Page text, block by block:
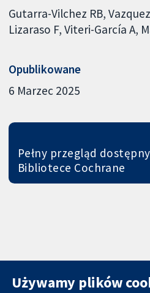
Gutarra-Vilchez RB
Lizaraso F Viteri-García A
Opublikowane
6 Marzec 2025
Pełny przegląd
Bibliotece Cochrane
Używamy plików